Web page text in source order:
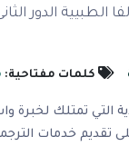
كلمات مفتاحية:
في مجال الترجمة. حيث تعمل شركة عبر الشرق منذ